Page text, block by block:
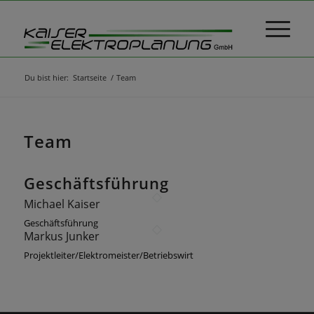
Du bist hier: Startseite / Team
Team
Geschäftsführung
Michael Kaiser
Geschäftsführung
Markus Junker
Projektleiter/Elektromeister/Betriebswirt